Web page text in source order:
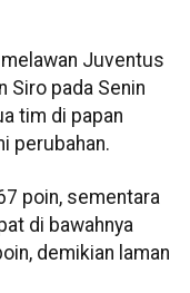
melawan Juventus
Siro pada Senin
tim di papan
perubahan.
poin, sementara
di bawahnya
demikian laman